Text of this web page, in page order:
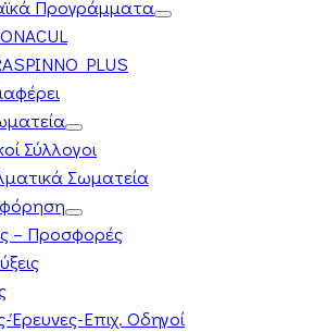
Προγράμματα
PLUS
Σύλλογοι
Σωματεία
– Προσφορές
Έρευνες-Επιχ. Οδηγοί